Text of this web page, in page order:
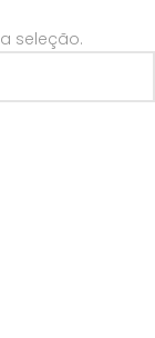
seleção.